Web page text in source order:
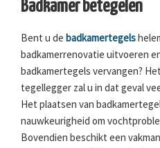
Badkamer betegelen
Bent u de badkamertegels
badkamerrenovatie uitvoeren
badkamertegels vervangen?
tegellegger zal u in dat geval
Het plaatsen van
nauwkeurigheid om
Bovendien beschikt een